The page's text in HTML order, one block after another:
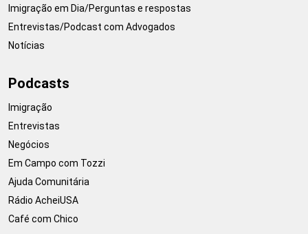
Imigração em Dia/Perguntas e respostas
Entrevistas/Podcast com Advogados
Notícias
Podcasts
Imigração
Entrevistas
Negócios
Em Campo com Tozzi
Ajuda Comunitária
Rádio AcheiUSA
Café com Chico